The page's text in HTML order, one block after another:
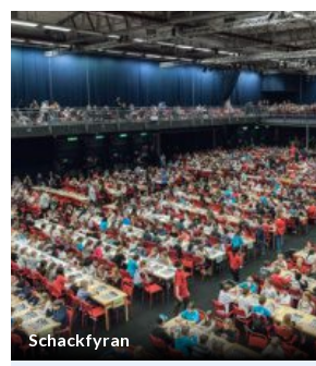
Schackfyran